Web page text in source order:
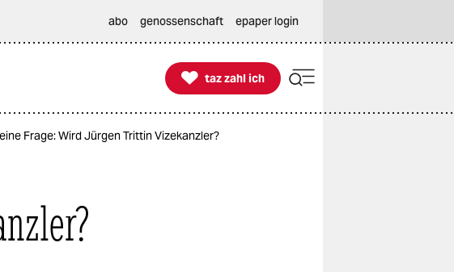
abo genossenschaft epaper login

taz zahl ich
taz zahl ich
Frage: Wird Jürgen Trittin Vizekanzler?